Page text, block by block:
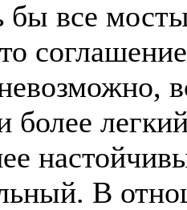
бы все
более
В